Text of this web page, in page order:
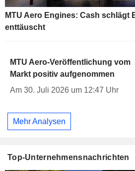
MTU Aero Engines: Cash schlägt
enttäuscht
MTU Aero-Veröffentlichung vom
Markt positiv aufgenommen
Am 30. Juli 2026 um 12:47 Uhr
Mehr Analysen
Top-Unternehmensnachrichten